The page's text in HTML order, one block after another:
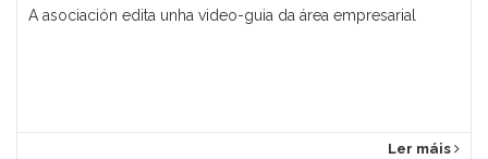
A asociación edita unha video-guia da área empresarial
Ler máis